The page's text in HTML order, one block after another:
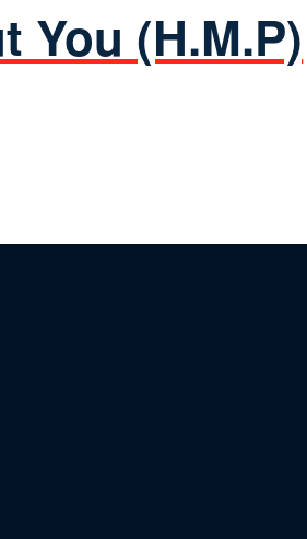
You (H.M.P)